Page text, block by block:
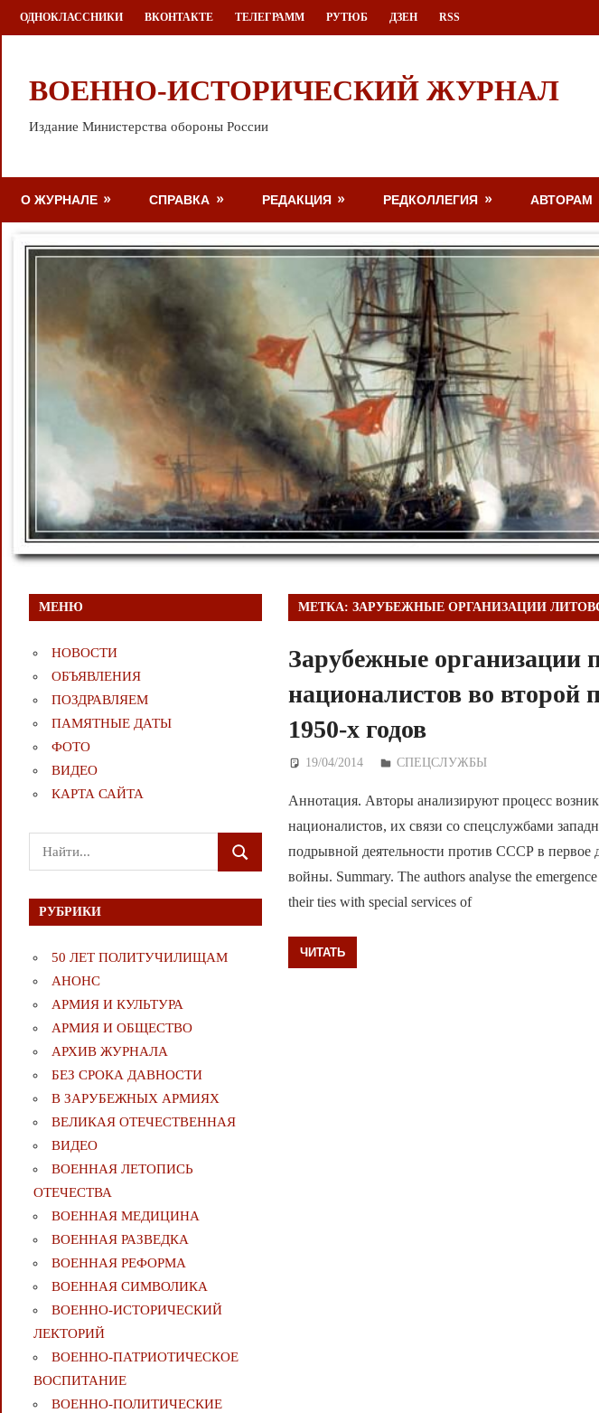
Перейти
к
ОДНОКЛАССНИКИ ВКОНТАКТЕ ТЕЛЕГРАММ РУТЮБ ДЗЕН RSS
ВОЕННО-ИСТОРИЧЕСКИЙ ЖУРНАЛ
Издание Министерства обороны России
О ЖУРНАЛЕ СПРАВКА РЕДАКЦИЯ РЕДКОЛЛЕГИЯ АВТОРАМ
МЕТКА:ЗАРУБЕЖНЫЕ ОРГАНИЗАЦИИ
Зарубежные организации
националистов во второй
1950-х годов
19/04/2014 Дежурный по Редакции
СПЕЦСЛУЖБЫ
Аннотация. Авторы анализируют процесс
националистов, их связи со спецслужбами
подрывной деятельности против СССР в первое
войны. Summary. The authors analyse the
their ties with special services of
ЧИТАТЬ
МЕНЮ
НОВОСТИ
ОБЪЯВЛЕНИЯ
ПОЗДРАВЛЯЕМ
ПАМЯТНЫЕ ДАТЫ
ФОТО
ВИДЕО
КАРТА САЙТА
Поиск
для:
ПОИСК
РУБРИКИ
50 ЛЕТ ПОЛИТУЧИЛИЩАМ
АНОНС
АРМИЯ И КУЛЬТУРА
АРМИЯ И ОБЩЕСТВО
АРХИВ ЖУРНАЛА
БЕЗ СРОКА ДАВНОСТИ
В ЗАРУБЕЖНЫХ АРМИЯХ
ВЕЛИКАЯ ОТЕЧЕСТВЕННАЯ
ВИДЕО
ВОЕННАЯ ЛЕТОПИСЬ
ОТЕЧЕСТВА
ВОЕННАЯ МЕДИЦИНА
ВОЕННАЯ РАЗВЕДКА
ВОЕННАЯ РЕФОРМА
ВОЕННАЯ СИМВОЛИКА
ВОЕННО-ИСТОРИЧЕСКИЙ
ЛЕКТОРИЙ
ВОЕННО-ПАТРИОТИЧЕСКОЕ
ВОСПИТАНИЕ
ВОЕННО-ПОЛИТИЧЕСКИE